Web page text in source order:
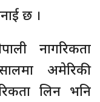
छ ।
नागरिकता
अमेरिकी
लिन भनि